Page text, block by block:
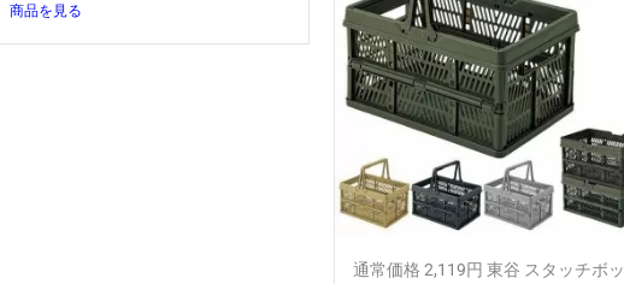
商品を見る
通常価格 2,119円 東谷 スタッチボッ